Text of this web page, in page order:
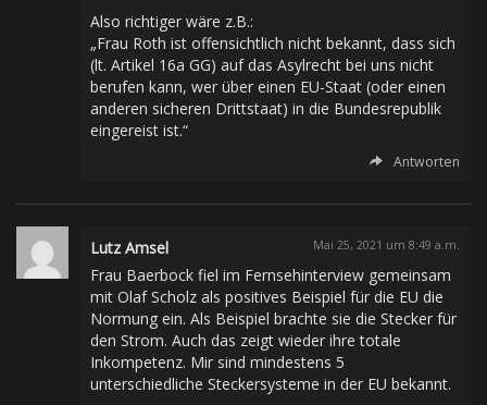
Also richtiger wäre z.B.:
„Frau Roth ist offensichtlich nicht bekannt, dass sich
(lt. Artikel 16a GG) auf das Asylrecht bei uns nicht
berufen kann, wer über einen EU-Staat (oder einen
anderen sicheren Drittstaat) in die Bundesrepublik
eingereist ist.“
Antworten
Lutz Amsel Mai 25, 2021 um 8:49 a.m.
Frau Baerbock fiel im Fernsehinterview gemeinsam
mit Olaf Scholz als positives Beispiel für die EU die
Normung ein. Als Beispiel brachte sie die Stecker für
den Strom. Auch das zeigt wieder ihre totale
Inkompetenz. Mir sind mindestens 5
unterschiedliche Steckersysteme in der EU bekannt.